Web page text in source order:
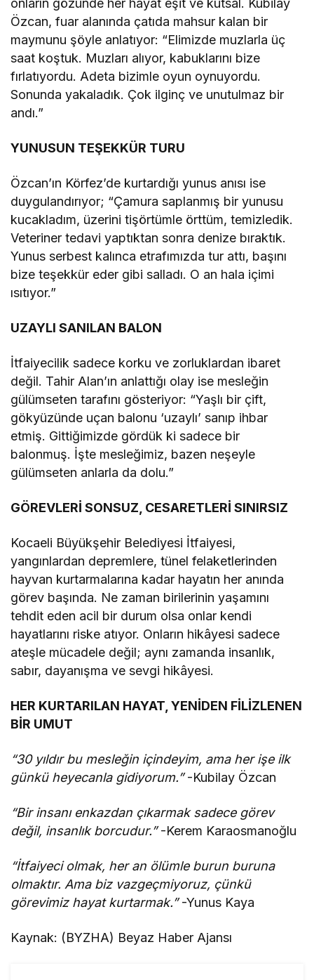
onların gözünde her hayat eşit ve kutsal. Kubilay
Özcan, fuar alanında çatıda mahsur kalan bir
maymunu şöyle anlatıyor: “Elimizde muzlarla üç
saat koştuk. Muzları alıyor, kabuklarını bize
fırlatıyordu. Adeta bizimle oyun oynuyordu.
Sonunda yakaladık. Çok ilginç ve unutulmaz bir
andı.”
YUNUSUN TEŞEKKÜR TURU
Özcan’ın Körfez’de kurtardığı yunus anısı ise
duygulandırıyor; “Çamura saplanmış bir yunusu
kucakladım, üzerini tişörtümle örttüm, temizledik.
Veteriner tedavi yaptıktan sonra denize bıraktık.
Yunus serbest kalınca etrafımızda tur attı, başını
bize teşekkür eder gibi salladı. O an hala içimi
ısıtıyor.”
UZAYLI SANILAN BALON
İtfaiyecilik sadece korku ve zorluklardan ibaret
değil. Tahir Alan’ın anlattığı olay ise mesleğin
gülümseten tarafını gösteriyor: “Yaşlı bir çift,
gökyüzünde uçan balonu ‘uzaylı’ sanıp ihbar
etmiş. Gittiğimizde gördük ki sadece bir
balonmuş. İşte mesleğimiz, bazen neşeyle
gülümseten anlarla da dolu.”
GÖREVLERİ SONSUZ, CESARETLERİ SINIRSIZ
Kocaeli Büyükşehir Belediyesi İtfaiyesi,
yangınlardan depremlere, tünel felaketlerinden
hayvan kurtarmalarına kadar hayatın her anında
görev başında. Ne zaman birilerinin yaşamını
tehdit eden acil bir durum olsa onlar kendi
hayatlarını riske atıyor. Onların hikâyesi sadece
ateşle mücadele değil; aynı zamanda insanlık,
sabır, dayanışma ve sevgi hikâyesi.
HER KURTARILAN HAYAT, YENİDEN FİLİZLENEN
BİR UMUT
“30 yıldır bu mesleğin içindeyim, ama her işe ilk
günkü heyecanla gidiyorum.”-Kubilay Özcan
“Bir insanı enkazdan çıkarmak sadece görev
değil, insanlık borcudur.”-Kerem Karaosmanoğlu
“İtfaiyeci olmak, her an ölümle burun buruna
olmaktır. Ama biz vazgeçmiyoruz, çünkü
görevimiz hayat kurtarmak.”-Yunus Kaya
Kaynak: (BYZHA) Beyaz Haber Ajansı